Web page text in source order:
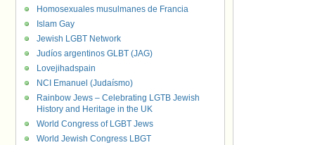
Homosexuales musulmanes de Francia
Islam Gay
Jewish LGBT Network
Judíos argentinos GLBT (JAG)
Lovejihadspain
NCI Emanuel (Judaísmo)
Rainbow Jews – Celebrating LGTB Jewish
History and Heritage in the UK
World Congress of LGBT Jews
World Jewish Congress LBGT